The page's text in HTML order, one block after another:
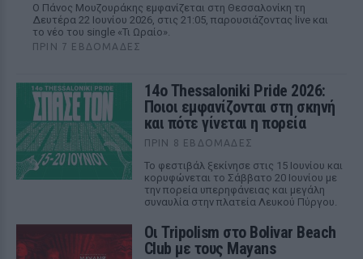
Ο Πάνος Μουζουράκης εμφανίζεται στη Θεσσαλονίκη τη
Δευτέρα 22 Ιουνίου 2026, στις 21:05, παρουσιάζοντας live και
το νέο του single «Τι Ωραίο».
ΠΡΙΝ 7 ΕΒΔΟΜΆΔΕΣ
14ο Thessaloniki Pride 2026:
Ποιοι εμφανίζονται στη σκηνή
και πότε γίνεται η πορεία
ΠΡΙΝ 8 ΕΒΔΟΜΆΔΕΣ
Το φεστιβάλ ξεκίνησε στις 15 Ιουνίου και
κορυφώνεται το Σάββατο 20 Ιουνίου με
την πορεία υπερηφάνειας και μεγάλη
συναυλία στην πλατεία Λευκού Πύργου.
Οι Tripolism στο Bolivar Beach
Club με τους Mayans